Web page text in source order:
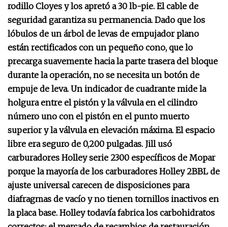
rodillo Cloyes y los apretó a 30 lb-pie. El cable de
seguridad garantiza su permanencia. Dado que los
lóbulos de un árbol de levas de empujador plano
están rectificados con un pequeño cono, que lo
precarga suavemente hacia la parte trasera del bloque
durante la operación, no se necesita un botón de
empuje de leva. Un indicador de cuadrante mide la
holgura entre el pistón y la válvula en el cilindro
número uno con el pistón en el punto muerto
superior y la válvula en elevación máxima. El espacio
libre era seguro de 0,200 pulgadas. Jill usó
carburadores Holley serie 2300 específicos de Mopar
porque la mayoría de los carburadores Holley 2BBL de
ajuste universal carecen de disposiciones para
diafragmas de vacío y no tienen tornillos inactivos en
la placa base. Holley todavía fabrica los carbohidratos